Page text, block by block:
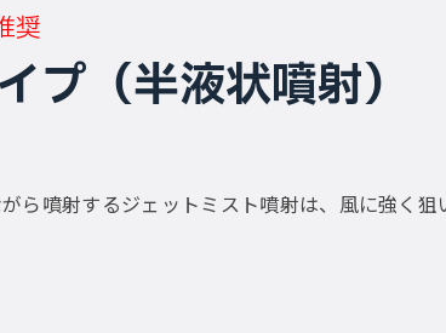
奨
プ（半液状噴射）
ら噴射するジェットミスト噴射は、風に強く狙